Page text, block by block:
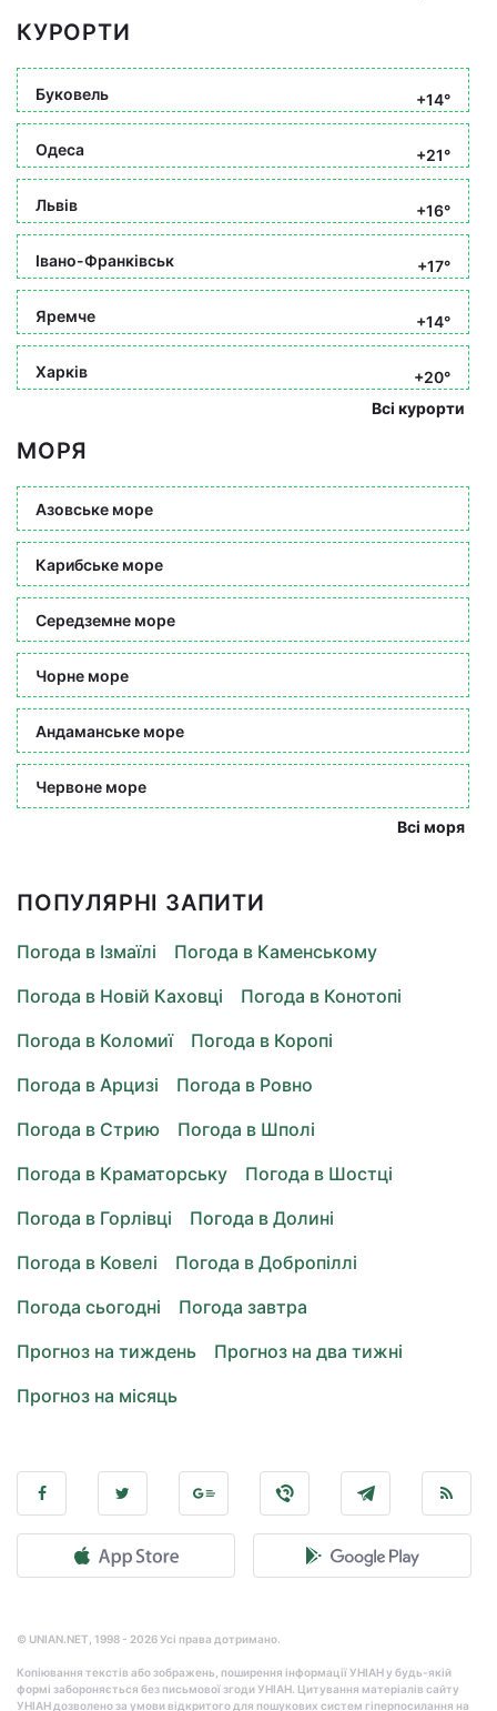
КУРОРТИ
Буковель +14°
Одеса +21°
Львів +16°
Івано-Франківськ +17°
Яремче +14°
Харків
+20°
Всі курорти
МОРЯ
Азовське море
Карибське море
Середземне море
Чорне море
Андаманське море
Червоне море
Всі моря
ПОПУЛЯРНІ ЗАПИТИ
Погода в Ізмаїлі
Погода в Каменському
Погода в Новій Каховці
Погода в Конотопі
Погода в Коломиї
Погода в Коропі
Погода в Арцизі
Погода в Ровно
Погода в Стрию
Погода в Шполі
Погода в Краматорську
Погода в Шостці
Погода в Горлівці
Погода в Долині
Погода в Ковелі
Погода в Добропіллі
Погода сьогодні
Погода завтра
Прогноз на тиждень
Прогноз на два тижні
Прогноз на місяць
© UNIAN.NET, 1998 - 2026 Усі права дотримано.
Копіювання текстів або зображень, поширення інформації УНІАН у будь-якій
формі забороняється без письмової згоди УНІАН. Цитування матеріалів сайту
УНІАН дозволено за умови відкритого для пошукових систем гіперпосилання на